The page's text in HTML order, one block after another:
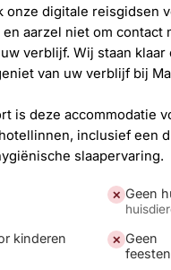
onze digitale reisgidsen
aarzel niet om contact
verblijf. Wij staan ​​klaar
van uw verblijf bij
is deze accommodatie
inclusief een
slaapervaring.
✕ Geen
kinderen ✕ Geen